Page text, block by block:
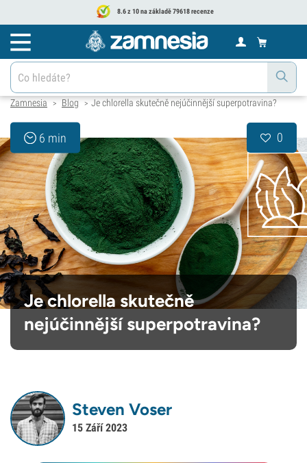
8.6 z 10 na základě 79618 recenze
Zamnesia > Blog > Je chlorella skutečně nejúčinnější superpotravina?
6 min 0
Je chlorella skutečně
nejúčinnější superpotravina?
Steven Voser
15 Září 2023